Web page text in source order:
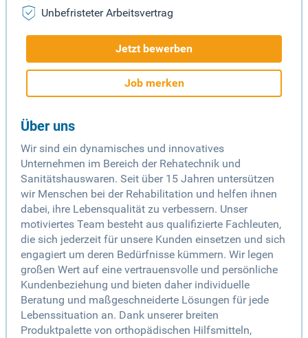
Unbefristeter Arbeitsvertrag
Jetzt bewerben
Job merken
Über uns
Wir sind ein dynamisches und innovatives
Unternehmen im Bereich der Rehatechnik und
Sanitätshauswaren. Seit über 15 Jahren untersützen
wir Menschen bei der Rehabilitation und helfen ihnen
dabei, ihre Lebensqualität zu verbessern. Unser
motiviertes Team besteht aus qualifizierte Fachleuten,
die sich jederzeit für unsere Kunden einsetzen und sich
engagiert um deren Bedürfnisse kümmern. Wir legen
großen Wert auf eine vertrauensvolle und persönliche
Kundenbeziehung und bieten daher individuelle
Beratung und maßgeschneiderte Lösungen für jede
Lebenssituation an. Dank unserer breiten
Produktpalette von orthopädischen Hilfsmitteln,